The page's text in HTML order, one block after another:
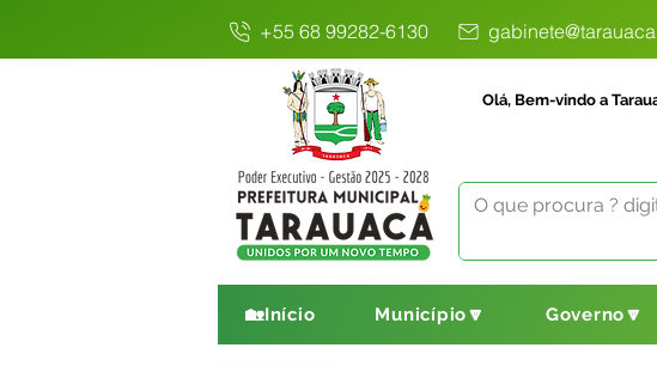
+55 68 99282-6130
Olá, Bem-vindo a
🏡Início Município🔽 Governo🔽